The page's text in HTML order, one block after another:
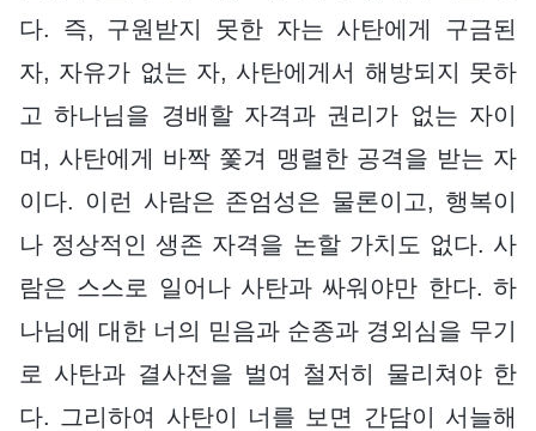
다. 즉, 구원받지 못한 자는 사탄에게 구금된
자, 자유가 없는 자, 사탄에게서 해방되지 못하
고 하나님을 경배할 자격과 권리가 없는 자이
며, 사탄에게 바짝 쫓겨 맹렬한 공격을 받는 자
이다. 이런 사람은 존엄성은 물론이고, 행복이
나 정상적인 생존 자격을 논할 가치도 없다. 사
람은 스스로 일어나 사탄과 싸워야만 한다. 하
나님에 대한 너의 믿음과 순종과 경외심을 무기
로 사탄과 결사전을 벌여 철저히 물리쳐야 한
다. 그리하여 사탄이 너를 보면 간담이 서늘해